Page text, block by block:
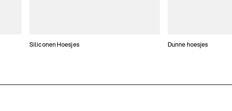
Siliconen Hoesjes Dunne hoesjes